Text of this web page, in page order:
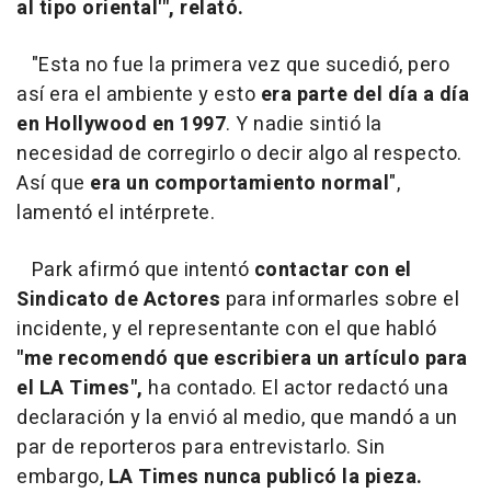
al tipo oriental'", relató.
"Esta no fue la primera vez que sucedió, pero
así era el ambiente y esto era parte del día a día
en Hollywood en 1997. Y nadie sintió la
necesidad de corregirlo o decir algo al respecto.
Así que era un comportamiento normal",
lamentó el intérprete.
Park afirmó que intentó contactar con el
Sindicato de Actores para informarles sobre el
incidente, y el representante con el que habló
"me recomendó que escribiera un artículo para
el LA Times", ha contado. El actor redactó una
declaración y la envió al medio, que mandó a un
par de reporteros para entrevistarlo. Sin
embargo, LA Times nunca publicó la pieza.